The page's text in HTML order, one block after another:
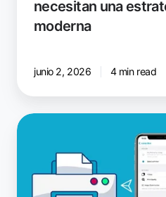
necesitan una
moderna
junio 2, 2026 4 min read
Cómo
iPhone